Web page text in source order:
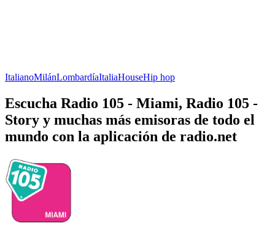
ItalianoMilánLombardíaItaliaHouseHip hop
Escucha Radio 105 - Miami, Radio 105 -
Story y muchas más emisoras de todo el
mundo con la aplicación de radio.net